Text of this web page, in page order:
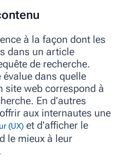
à la façon dont les
dans un article
de recherche.
évalue dans quelle
site web correspond à
En d’autres
aux internautes une
(UX) et d'afficher le
le mieux à leur